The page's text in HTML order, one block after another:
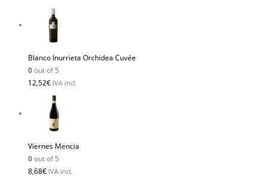
Blanco Inurrieta Orchidea Cuvée
0out of 5
12,52€ IVA incl.
Viernes Mencia
0out of 5
8,68€ IVA incl.